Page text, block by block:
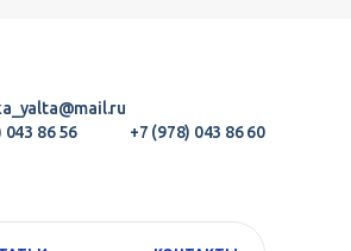
043 86 56
+7 (978) 043 86 60